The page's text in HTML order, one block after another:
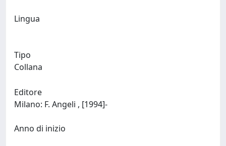
Lingua
Tipo
Collana
Editore
Anno di inizio